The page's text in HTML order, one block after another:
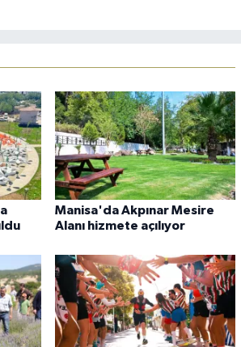
Manisa'da Akpınar Mesire
Alanı hizmete açılıyor